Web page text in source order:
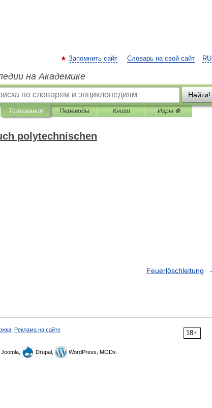
RU
Запомнить сайт Словарь на свой сайт
на Академике
Найти!
Толкования Переводы Книги Игры ⚽
polytechnischen
Feuerlöschleitung
18+
Реклама на сайте
Joomla, Drupal, WordPress, MODx.